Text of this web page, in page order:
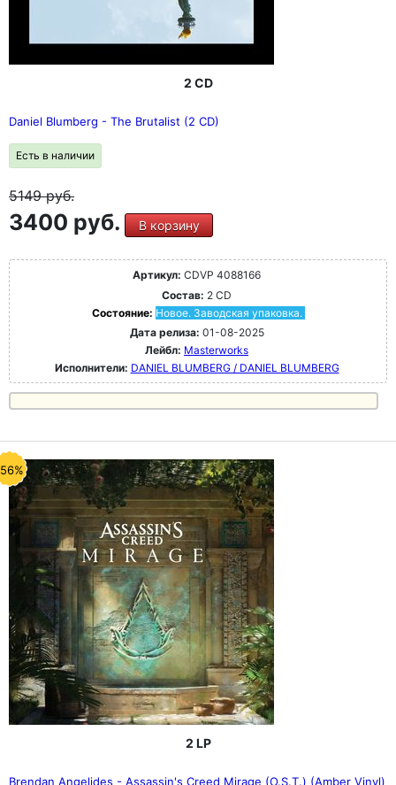
2 CD
Daniel Blumberg - The Brutalist (2 CD)
Есть в наличии
5149руб.
3400 руб. В корзину
Артикул: CDVP 4088166
Состав: 2 CD
Состояние: Новое. Заводская упаковка.
Дата релиза: 01-08-2025
Лейбл: Masterworks
Исполнители: DANIEL BLUMBERG / DANIEL BLUMBERG
2 LP
Brendan Angelides - Assassin's Creed Mirage (O.S.T.) (Amber Vinyl)